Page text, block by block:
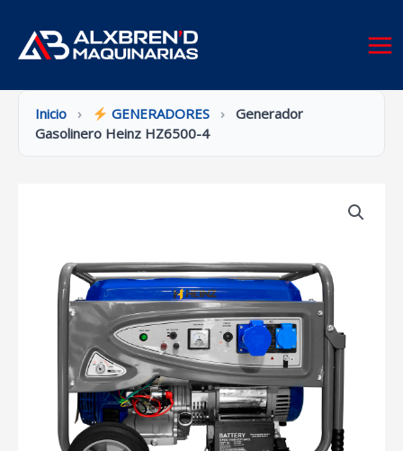
contenido
Inicio › GENERADORES ›
Generador
Gasolinero Heinz HZ6500-4